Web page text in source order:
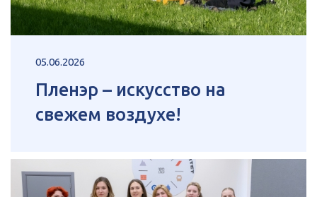
05.06.2026
Пленэр – искусство на
свежем воздухе!